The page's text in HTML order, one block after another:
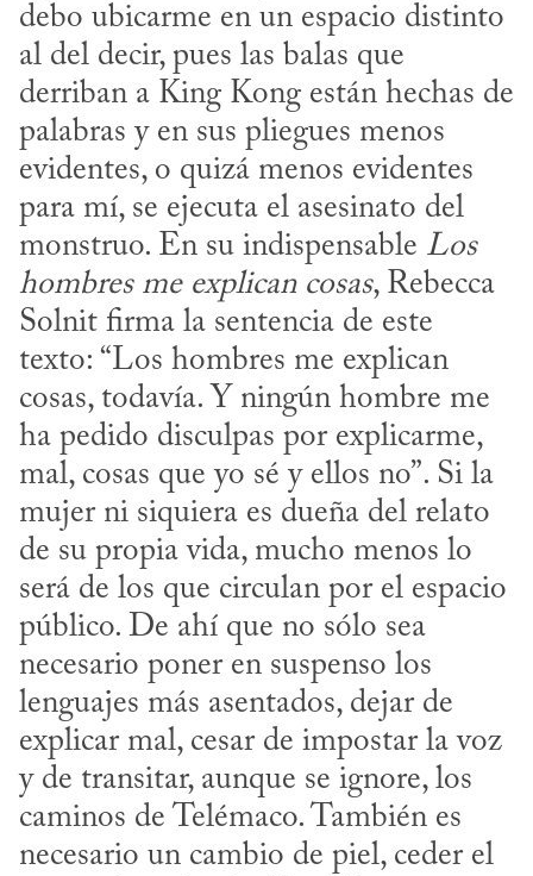
debo ubicarme en un espacio distinto
al del decir, pues las balas que
derriban a King Kong están hechas de
palabras y en sus pliegues menos
evidentes, o quizá menos evidentes
para mí, se ejecuta el asesinato del
monstruo. En su indispensable Los
hombres me explican cosas, Rebecca
Solnit firma la sentencia de este
texto: “Los hombres me explican
cosas, todavía. Y ningún hombre me
ha pedido disculpas por explicarme,
mal, cosas que yo sé y ellos no”. Si la
mujer ni siquiera es dueña del relato
de su propia vida, mucho menos lo
será de los que circulan por el espacio
público. De ahí que no sólo sea
necesario poner en suspenso los
lenguajes más asentados, dejar de
explicar mal, cesar de impostar la voz
y de transitar, aunque se ignore, los
caminos de Telémaco. También es
necesario un cambio de piel, ceder el